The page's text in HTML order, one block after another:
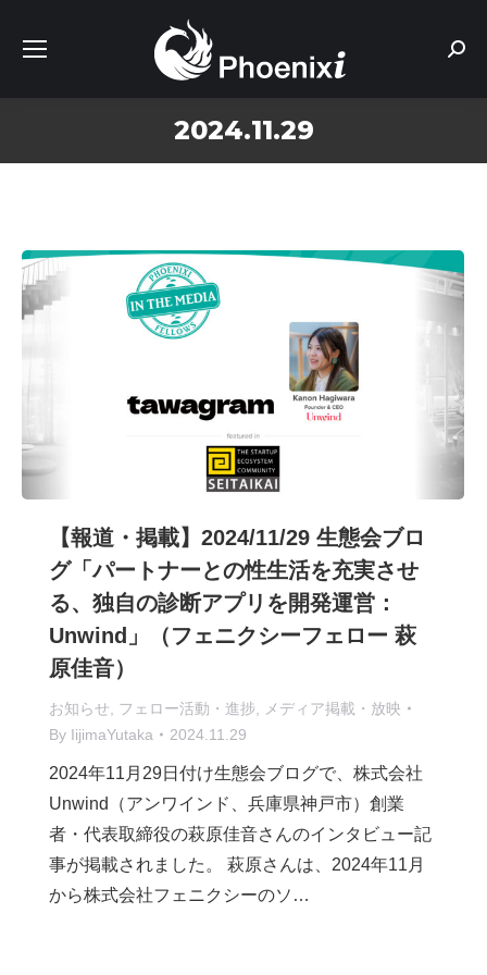
2024.11.29
【報道・掲載】2024/11/29 生態会ブロ
グ「パートナーとの性生活を充実させ
る、独自の診断アプリを開発運営：
Unwind」（フェニクシーフェロー 萩
原佳音）
お知らせ フェロー活動・進捗
メディア掲載・放映
By IijimaYutaka 2024.11.29
2024年11月29日付け生態会ブログで、株式会社
Unwind（アンワインド、兵庫県神戸市）創業
者・代表取締役の萩原佳音さんのインタビュー記
事が掲載されました。 萩原さんは、2024年11月
から株式会社フェニクシーのソ…